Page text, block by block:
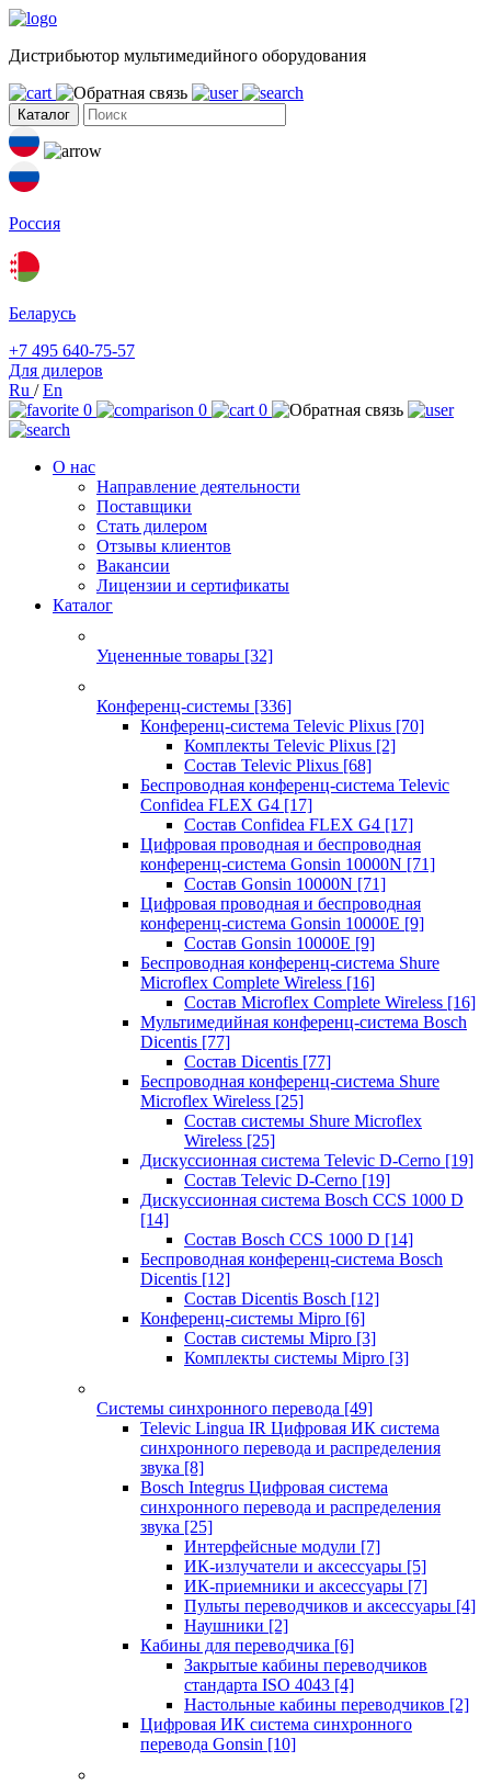
Дистрибьютор мультимедийного оборудования
Каталог
Россия
Беларусь
+7 495 640-75-57
Для дилеров
Ru /En
0
0 0
О нас
Направление деятельности
Поставщики
Стать дилером
Отзывы клиентов
Вакансии
Лицензии и сертификаты
Каталог
Уцененные товары [32]
Конференц-системы [336]
Конференц-система Televic Plixus [70]
Комплекты Televic Plixus [2]
Состав Televic Plixus [68]
Беспроводная конференц-система Televic
Confidea FLEX G4 [17]
Состав Confidea FLEX G4 [17]
Цифровая проводная и беспроводная
конференц-система Gonsin 10000N [71]
Состав Gonsin 10000N [71]
Цифровая проводная и беспроводная
конференц-система Gonsin 10000E [9]
Состав Gonsin 10000E [9]
Беспроводная конференц-система Shure
Microflex Complete Wireless [16]
Состав Microflex Complete Wireless [16]
Мультимедийная конференц-система Bosch
Dicentis [77]
Состав Dicentis [77]
Беспроводная конференц-система Shure
Microflex Wireless [25]
Состав системы Shure Microflex
Wireless [25]
Дискуссионная система Televic D-Cerno [19]
Состав Televic D-Cerno [19]
Дискуссионная система Bosch CCS 1000 D
[14]
Состав Bosch CCS 1000 D [14]
Беспроводная конференц-система Bosch
Dicentis [12]
Состав Dicentis Bosch [12]
Конференц-системы Mipro [6]
Состав системы Mipro [3]
Комплекты системы Mipro [3]
Системы синхронного перевода [49]
Televic Lingua IR Цифровая ИК система
синхронного перевода и распределения
звука [8]
Bosch Integrus Цифровая система
синхронного перевода и распределения
звука [25]
Интерфейсные модули [7]
ИК-излучатели и аксессуары [5]
ИК-приемники и аксессуары [7]
Пульты переводчиков и аксессуары [4]
Наушники [2]
Кабины для переводчика [6]
Закрытые кабины переводчиков
стандарта ISO 4043 [4]
Настольные кабины переводчиков [2]
Цифровая ИК система синхронного
перевода Gonsin [10]